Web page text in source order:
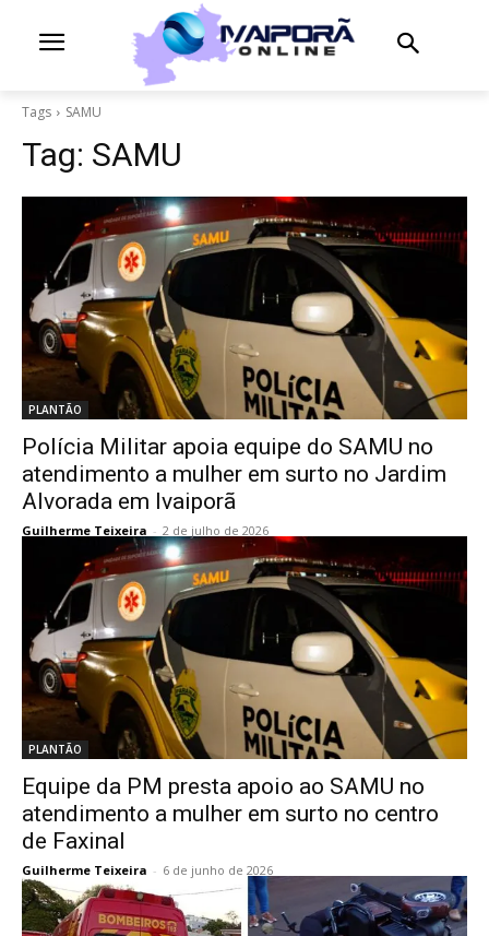
Tags SAMU
Tag: SAMU
PLANTÃO
Polícia Militar apoia equipe do SAMU no
atendimento a mulher em surto no Jardim
Alvorada em Ivaiporã
Guilherme Teixeira - 2 de julho de 2026
PLANTÃO
Equipe da PM presta apoio ao SAMU no
atendimento a mulher em surto no centro
de Faxinal
Guilherme Teixeira - 6 de junho de 2026